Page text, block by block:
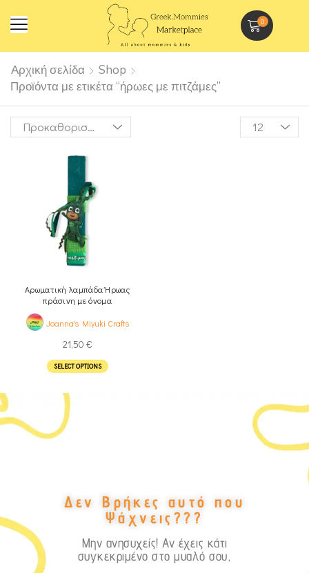
0
Αρχική σελίδα
Shop
Προϊόντα με ετικέτα “ήρωες με πιτζάμες”
Αρωματική λαμπάδα Ήρωας
πράσινη με όνομα
Joanna's Miyuki Crafts
21,50 €
SELECT OPTIONS
Δεν Βρήκες αυτό που
Ψάχνεις???
Μην ανησυχείς! Αν έχεις κάτι
συγκεκριμένο στο μυαλό σου,